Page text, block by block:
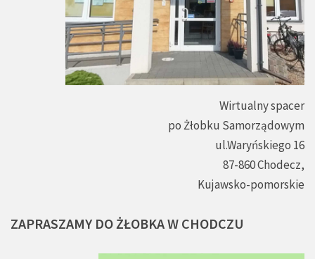
Wirtualny spacer
po Żłobku Samorządowym
ul.Waryńskiego 16
87-860 Chodecz,
Kujawsko-pomorskie
ZAPRASZAMY DO ŻŁOBKAW CHODCZU